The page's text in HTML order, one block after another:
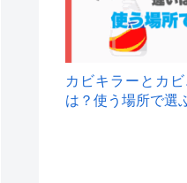
カビキラーとカ
は？使う場所で選